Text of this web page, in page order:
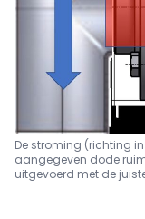
De stroming (richting
aangegeven dode
uitgevoerd met de